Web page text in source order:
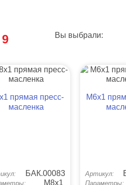
9 Вы выбрали:
прямая пресс-
масленка
БАК.00083
М8х1
М6х1
Артикул:
Параметры: